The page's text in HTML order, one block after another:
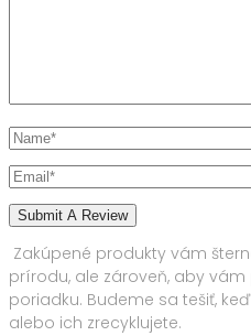
Zakúpené produkty vám
prírodu, ale zároveň, aby vám
poriadku. Budeme sa tešiť,
alebo ich zrecyklujete.